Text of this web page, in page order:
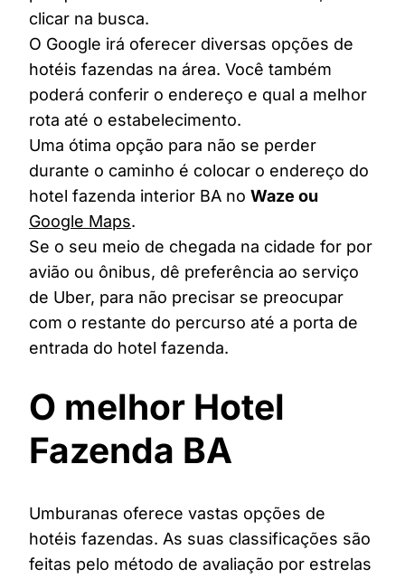
clicar na busca.
O Google irá oferecer diversas opções de
hotéis fazendas na área. Você também
poderá conferir o endereço e qual a melhor
rota até o estabelecimento.
Uma ótima opção para não se perder
durante o caminho é colocar o endereço do
hotel fazenda interior BA no Waze ou
Google Maps.
Se o seu meio de chegada na cidade for por
avião ou ônibus, dê preferência ao serviço
de Uber, para não precisar se preocupar
com o restante do percurso até a porta de
entrada do hotel fazenda.
O melhor Hotel
Fazenda BA
Umburanas oferece vastas opções de
hotéis fazendas. As suas classificações são
feitas pelo método de avaliação por estrelas